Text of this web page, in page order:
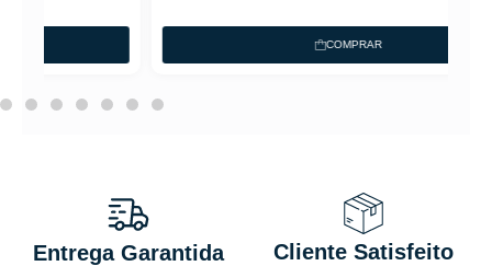
Entrega Garantida Cliente Satisfeito